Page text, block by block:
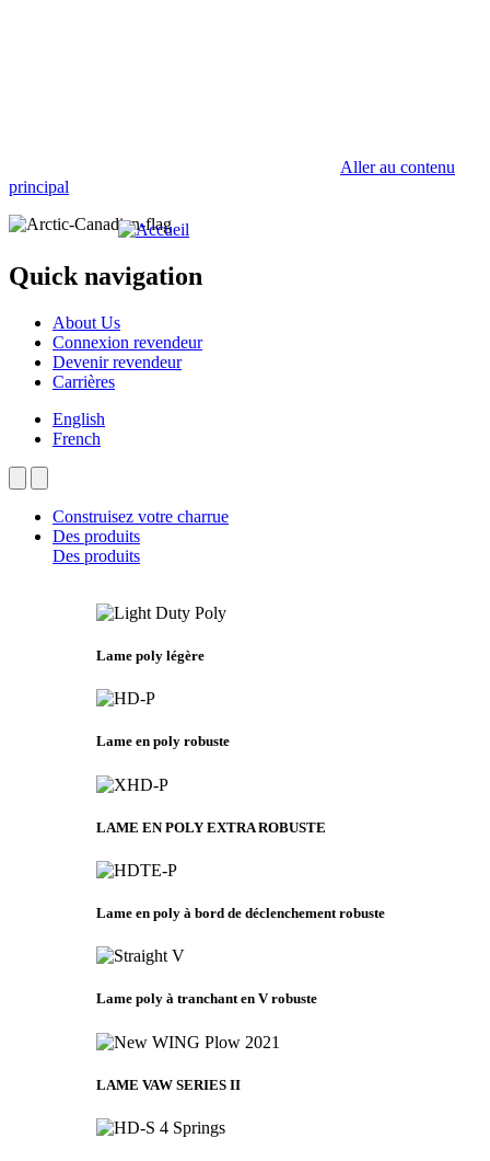
Aller au contenu
principal
Quick navigation
About Us
Connexion revendeur
Devenir revendeur
Carrières
English
French
Construisez votre charrue
Des produits
Des produits
Lame poly légère
Lame en poly robuste
LAME EN POLY EXTRA ROBUSTE
Lame en poly à bord de déclenchement robuste
Lame poly à tranchant en V robuste
LAME VAW SERIES II